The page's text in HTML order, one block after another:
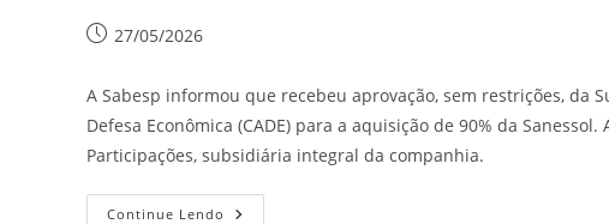
27/05/2026
A Sabesp informou que recebeu aprovação, sem restrições, da
Defesa Econômica (CADE) para a aquisição de 90% da
Participações, subsidiária integral da companhia.
Continue Lendo